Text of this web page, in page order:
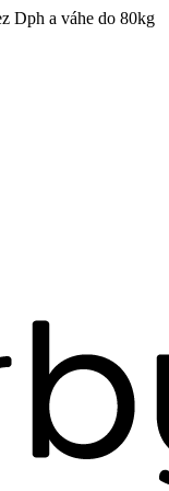
Dph a váhe do 80kg